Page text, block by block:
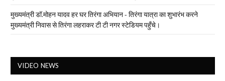
मुख्यमंत्री डॉ.मोहन यादव हर घर तिरंगा अभियान - तिरंगा यात्रा का शुभारंभ करने
मुख्यमंत्री निवास से तिरंगा लहराकर टी टी नगर स्टेडियम पहुँचे।
VIDEO NEWS